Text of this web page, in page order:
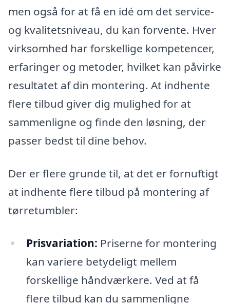
men også for at få en idé om det service-
og kvalitetsniveau, du kan forvente. Hver
virksomhed har forskellige kompetencer,
erfaringer og metoder, hvilket kan påvirke
resultatet af din montering. At indhente
flere tilbud giver dig mulighed for at
sammenligne og finde den løsning, der
passer bedst til dine behov.
Der er flere grunde til, at det er fornuftigt
at indhente flere tilbud på montering af
tørretumbler:
Prisvariation: Priserne for montering
kan variere betydeligt mellem
forskellige håndværkere. Ved at få
flere tilbud kan du sammenligne